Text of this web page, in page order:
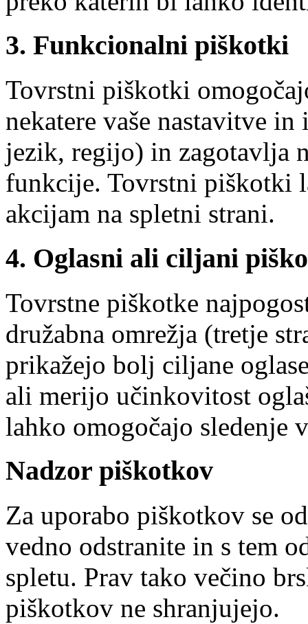
3. Funkcionalni piškotki
Tovrstni piškotki
nekatere vaše nastavitve
jezik, regijo) in zagotavlja
funkcije. Tovrstni piškotki
akcijam na spletni strani.
4. Oglasni ali ciljani
Tovrstne piškotke
družabna omrežja (tretje
prikažejo bolj ciljane
ali merijo učinkovitost
lahko omogočajo sledenje
Nadzor piškotkov
Za uporabo piškotkov se
vedno odstranite in s tem
spletu. Prav tako večino
piškotkov ne shranjujejo.